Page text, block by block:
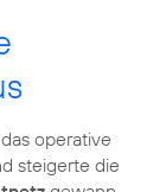
operative
steigerte die